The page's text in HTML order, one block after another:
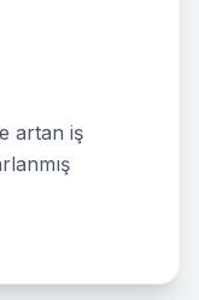
artan iş